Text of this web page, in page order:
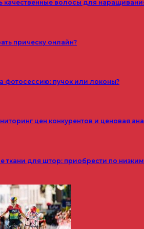
качественные волосы для
прическу онлайн?
фотосессию: пучок или локоны?
цен конкурентов и ценовая
ткани для штор: приобрести по